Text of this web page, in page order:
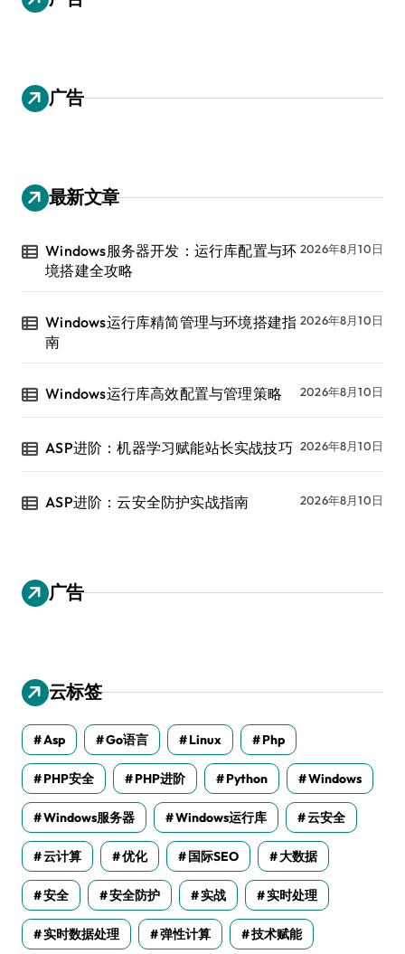
广告
最新文章
Windows服务器开发：运行库配置与环
境搭建全攻略
2026年8月10日
Windows运行库精简管理与环境搭建指
南
2026年8月10日
Windows运行库高效配置与管理策略 2026年8月10日
ASP进阶：机器学习赋能站长实战技巧 2026年8月10日
ASP进阶：云安全防护实战指南 2026年8月10日
广告
云标签
Asp Go语言 Linux Php
PHP安全 PHP进阶 Python Windows
Windows服务器 Windows运行库 云安全
云计算 优化 国际SEO 大数据
安全 安全防护 实战 实时处理
实时数据处理 弹性计算 技术赋能